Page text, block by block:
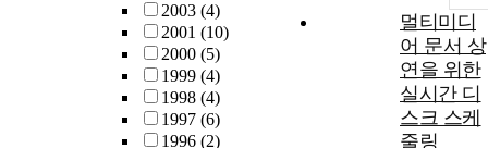
2003 (4)
2001 (10)
2000 (5)
1999 (4)
1998 (4)
1997 (6)
1996 (2)
멀티미디
어 문서 상
연을 위한
실시간 디
스크 스케
줄링